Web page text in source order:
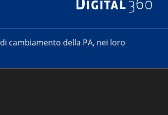
cambiamento della PA, nei loro